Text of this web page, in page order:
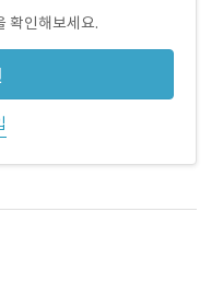
확인해보세요.